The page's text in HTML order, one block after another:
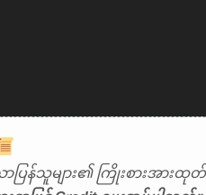
ြန်သူများ၏ ကြိုးစားအားထုတ်